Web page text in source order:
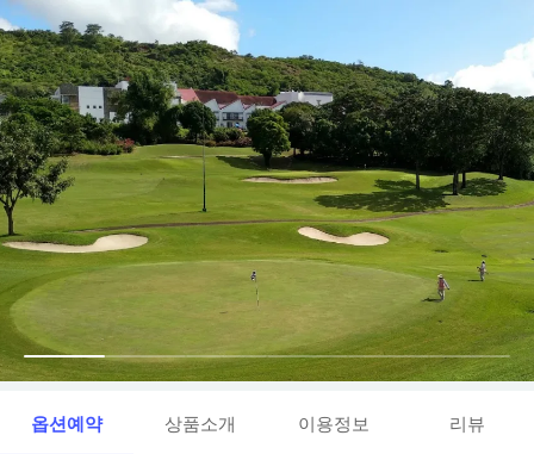
옵션예약 상품소개 이용정보 리뷰